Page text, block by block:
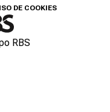
DE COOKIES
RBS